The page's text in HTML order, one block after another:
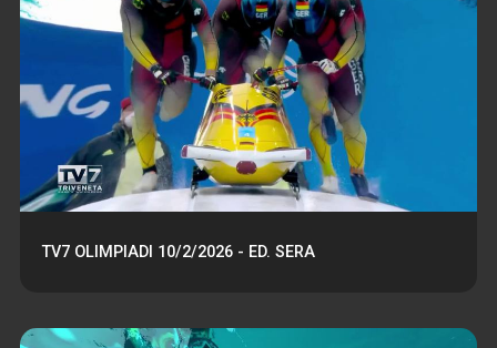
TV7 OLIMPIADI 10/2/2026 - ED. SERA